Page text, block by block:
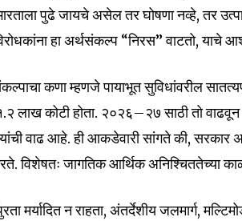
पुढे जायचे असेल तर घोषणा नव्हे, तर
हा अर्थसंकल्प “निरस” वाटतो, याचे
कणा म्हणजे पायाभूत सुविधांवरील
लाख कोटी होता. २०२६–२७ साठी तो
वाढ आहे. ही आकडेवारी सांगते की, सरकार
विशेषतः जागतिक आर्थिक अनिश्चिततेच्या
मर्यादित न राहता, अंतर्देशीय जलमार्ग,